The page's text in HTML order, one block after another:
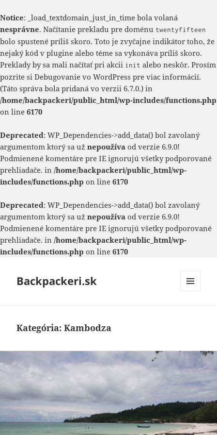
Notice: _load_textdomain_just_in_time bola volaná
nesprávne. Načítanie prekladu pre doménu twentyfifteen
bolo spustené príliš skoro. Toto je zvyčajne indikátor toho, že
nejaký kód v plugine alebo téme sa vykonáva príliš skoro.
Preklady by sa mali načítať pri akcii init alebo neskôr. Prosím
pozrite si Debugovanie vo WordPress pre viac informácií.
(Táto správa bola pridaná vo verzii 6.7.0.) in
/home/backpackeri/public_html/wp-includes/functions.php
on line 6170
Deprecated: WP_Dependencies->add_data() bol zavolaný
argumentom ktorý sa už nepoužíva od verzie 6.9.0!
Podmienené komentáre pre IE ignorujú všetky podporované
prehliadače. in /home/backpackeri/public_html/wp-
includes/functions.php on line 6170
Deprecated: WP_Dependencies->add_data() bol zavolaný
argumentom ktorý sa už nepoužíva od verzie 6.9.0!
Podmienené komentáre pre IE ignorujú všetky podporované
prehliadače. in /home/backpackeri/public_html/wp-
includes/functions.php on line 6170
Backpackeri.sk
Kategória:Kambodza